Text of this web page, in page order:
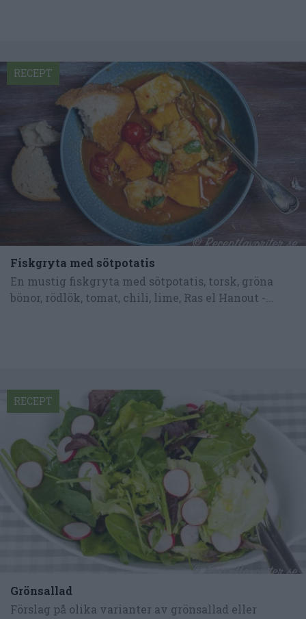
Fiskgryta med sötpotatis
En mustig fiskgryta med sötpotatis, torsk, gröna
bönor, rödlök, tomat, chili, lime, Ras el Hanout -...
RECEPT
Grönsallad
Förslag på olika varianter av grönsallad eller
RECEPT